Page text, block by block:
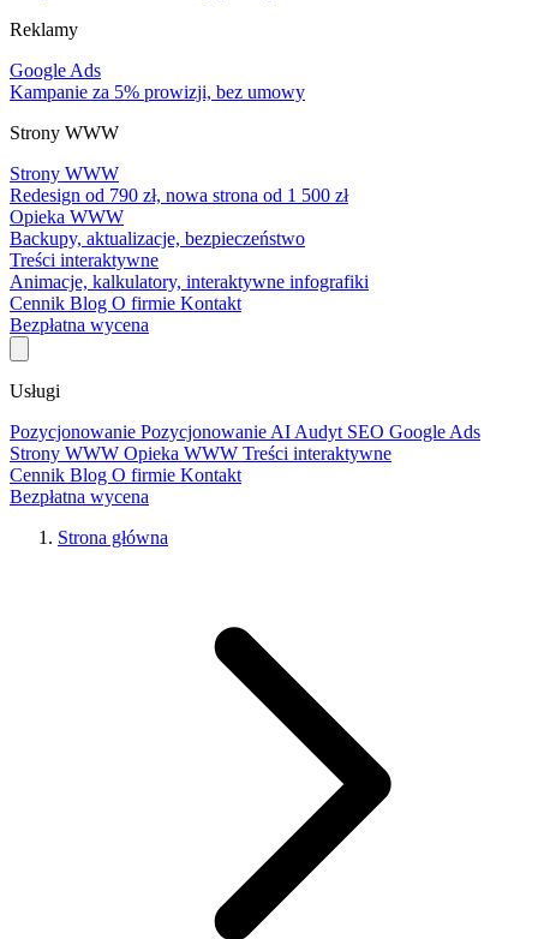
Reklamy
Google Ads
Kampanie za 5% prowizji, bez umowy
Strony WWW
Strony WWW
Redesign od 790 zł, nowa strona od 1 500 zł
Opieka WWW
Backupy, aktualizacje, bezpieczeństwo
Treści interaktywne
Animacje, kalkulatory, interaktywne infografiki
Cennik Blog O firmie Kontakt
Bezpłatna wycena
Usługi
Pozycjonowanie Pozycjonowanie AI Audyt SEO Google Ads
Strony WWW Opieka WWW Treści interaktywne
Cennik Blog O firmie Kontakt
Bezpłatna wycena
Strona główna